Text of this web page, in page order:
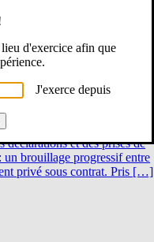
déclarations et des prises de
un brouillage progressif entre
privé sous contrat. Pris […]
d'exercice afin que
J'exerce depuis